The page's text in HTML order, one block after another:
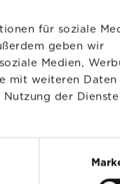
für soziale
geben wir
Medien,
mit weiteren Daten
der Dienste